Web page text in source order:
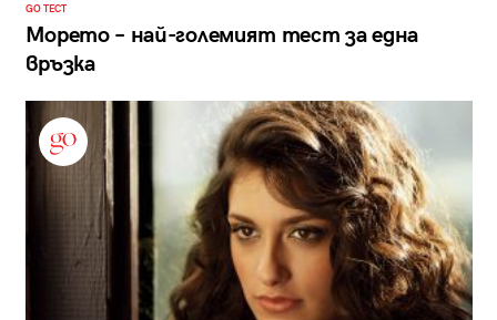
GO ТЕСТ
Морето – най-големият тест за една
връзка